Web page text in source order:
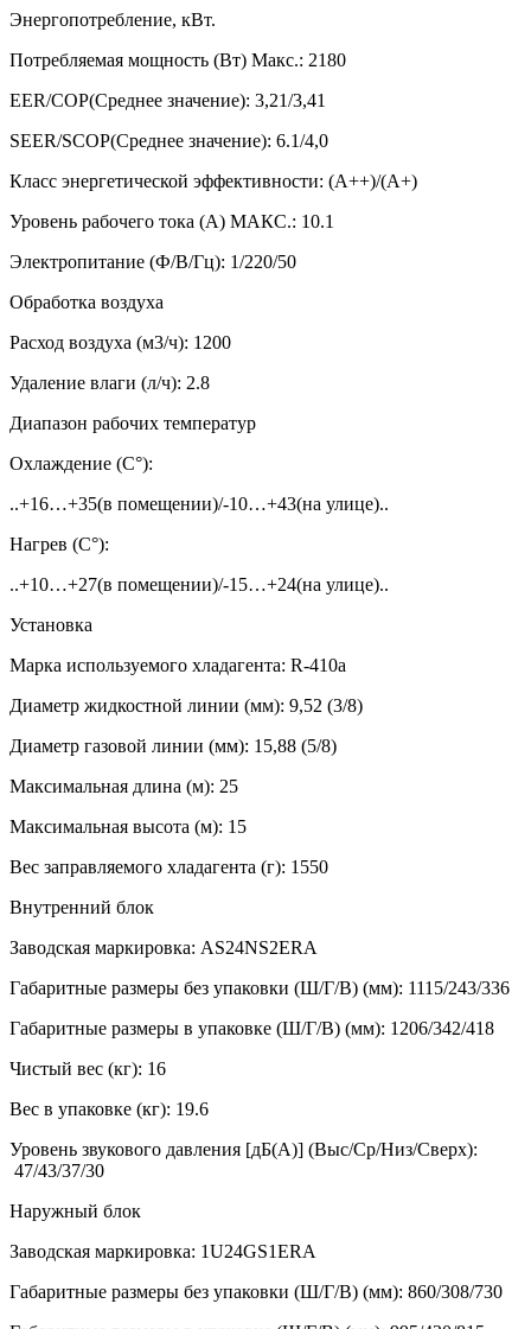
Энергопотребление, кВт.
Потребляемая мощность (Вт) Макс.: 2180
EER/COP(Среднее значение): 3,21/3,41
SEER/SCOP(Среднее значение): 6.1/4,0
Класс энергетической эффективности: (A++)/(A+)
Уровень рабочего тока (А) МАКС.: 10.1
Электропитание (Ф/В/Гц): 1/220/50
Обработка воздуха
Расход воздуха (м3/ч): 1200
Удаление влаги (л/ч): 2.8
Диапазон рабочих температур
Охлаждение (С°):
..+16…+35(в помещении)/-10…+43(на улице)..
Нагрев (С°):
..+10…+27(в помещении)/-15…+24(на улице)..
Установка
Марка используемого хладагента: R-410a
Диаметр жидкостной линии (мм): 9,52 (3/8)
Диаметр газовой линии (мм): 15,88 (5/8)
Максимальная длина (м): 25
Максимальная высота (м): 15
Вес заправляемого хладагента (г): 1550
Внутренний блок
Заводская маркировка: AS24NS2ERA
Габаритные размеры без упаковки (Ш/Г/В) (мм): 1115/243/336
Габаритные размеры в упаковке (Ш/Г/В) (мм): 1206/342/418
Чистый вес (кг): 16
Вес в упаковке (кг): 19.6
Уровень звукового давления [дБ(А)] (Выс/Ср/Низ/Сверх):
47/43/37/30
Наружный блок
Заводская маркировка: 1U24GS1ERA
Габаритные размеры без упаковки (Ш/Г/В) (мм): 860/308/730